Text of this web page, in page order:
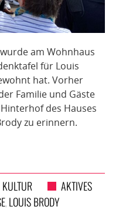
am Wohnhaus
für Louis
hat. Vorher
Familie und Gäste
des Hauses
zu erinnern.
AKTIVES
, LOUIS BRODY